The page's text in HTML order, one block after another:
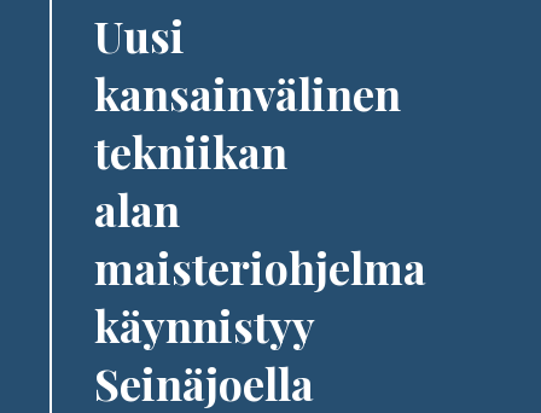
Uusi
kansainvälinen
tekniikan
alan
maisteriohjelma
käynnistyy
Seinäjoella